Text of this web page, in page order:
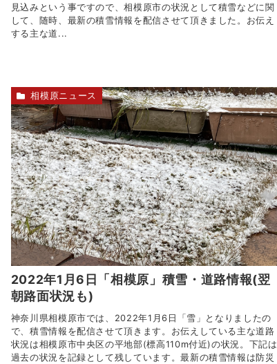
見込みという事ですので、相模原市の状況として積雪などに関
して、随時、最新の積雪情報を配信させて頂きました。お伝え
する主な道...
2022年1月6日「相模原」積雪・道路情報(翌
朝路面状況も)
神奈川県相模原市では、2022年1月6日「雪」となりましたの
で、積雪情報を配信させて頂きます。お伝えしている主な道路
状況は相模原市中央区の平地部(標高110m付近)の状況。下記は
過去の状況を記録として残しています。最新の積雪情報は防災
相模原ニュース